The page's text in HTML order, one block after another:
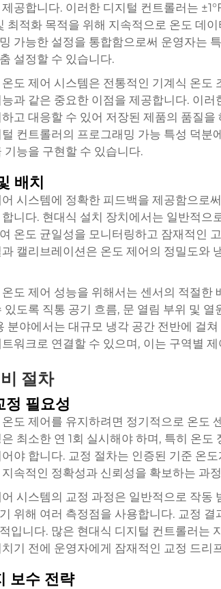
공합니다. 이러한 디지털 컨트롤러는
최적화 목적을 위해 지속적으로 온도 데
가능한 설정을 통합함으로써 운영자는
설정할 수 있습니다.
도 제어 시스템은 전통적인 기계식 온도
과 같은 중요한 이점을 제공합니다. 이
고 대응할 수 있어 저장된 제품의 품질
컨트롤러의 프로그래밍 가능 특성 덕분
기능을 구현할 수 있습니다.
배치
시스템에 정확한 피드백을 제공함으로
니다. 현대식 설치 장치에서는 일반적으
온도 균일성을 모니터링하고 잠재적인
캘리브레이션은 온도 제어의 정밀도와
도 제어 성능을 위해서는 센서의 적절한
있도록 직통 공기 흐름, 문 열림 부위 및
분야에서는 대규모 냉각 공간 전반에 걸
워크로 연결할 수 있으며, 이는 구역별
절차
정 필요성
도 제어를 유지하려면 정기적으로 온도
최소한 연 1회 실시해야 하며, 특히 온
야 합니다. 교정 절차는 인증된 기준 온
속적인 정확성과 신뢰성을 확보하는 과
시스템의 교정 과정은 일반적으로 작동
위해 여러 측정점을 사용합니다. 교정
입니다. 많은 현대식 디지털 컨트롤러는
기 전에 운영자에게 잠재적인 교정 드리
보수 전략